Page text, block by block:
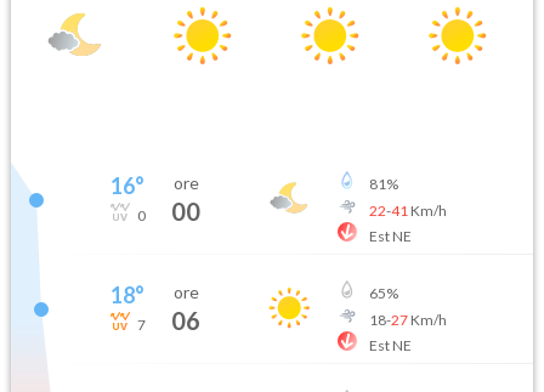
16°
0
ore
00
81%
22-41 Km/h
Est NE
18°
7
ore
06
65%
18-27Km/h
Est NE